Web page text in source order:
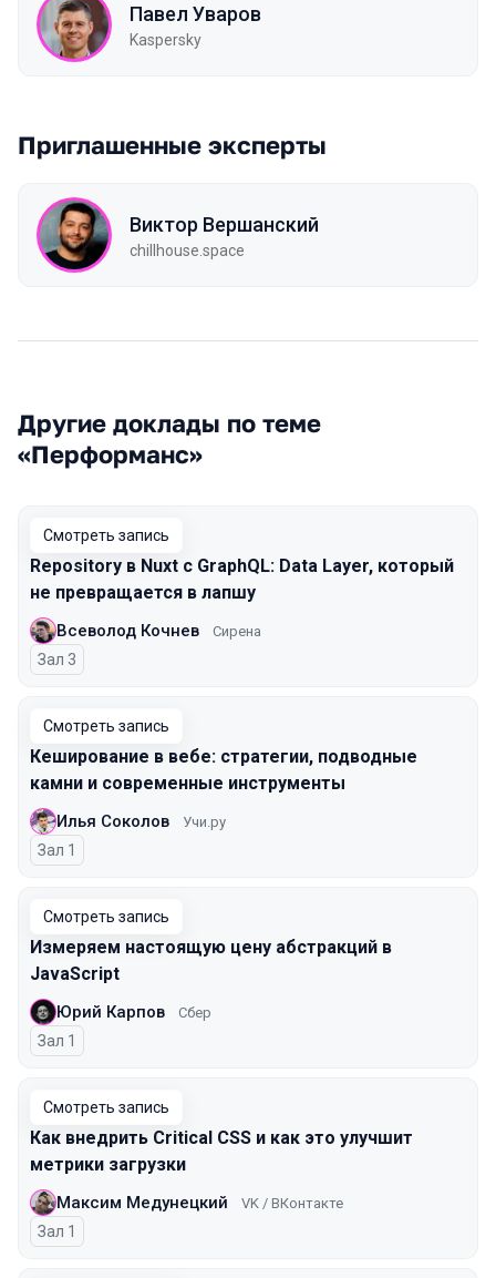
Павел Уваров
Kaspersky
Приглашенные эксперты
Виктор Вершанский
chillhouse.space
Другие доклады по теме
«Перформанс»
Смотреть запись
Repository в Nuxt с GraphQL: Data Layer, который
не превращается в лапшу
Всеволод Кочнев Сирена
Зал 3
Смотреть запись
Кеширование в вебе: стратегии, подводные
камни и современные инструменты
Илья Соколов Учи.ру
Зал 1
Смотреть запись
Измеряем настоящую цену абстракций в
JavaScript
Юрий Карпов Сбер
Зал 1
Смотреть запись
Как внедрить Critical CSS и как это улучшит
метрики загрузки
Максим Медунецкий VK / ВКонтакте
Зал 1